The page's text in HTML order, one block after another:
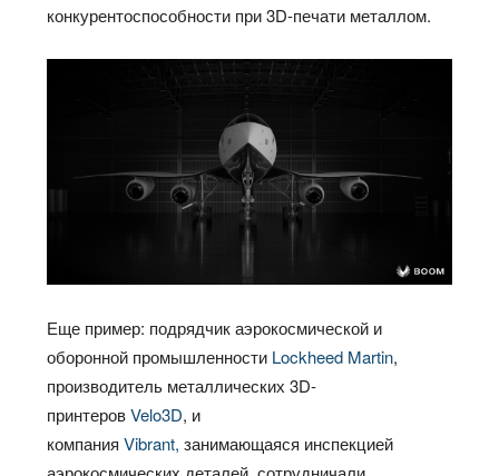
конкурентоспособности при 3D-печати металлом.
Еще пример: подрядчик аэрокосмической и
оборонной промышленности Lockheed Martin,
производитель металлических 3D-
принтеровVelo3D, и
компанияVibrant, занимающаяся инспекцией